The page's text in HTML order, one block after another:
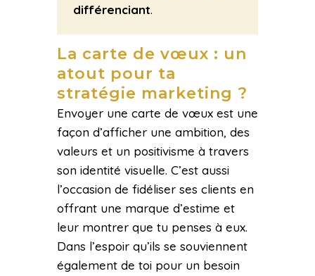
différenciant.
La carte de vœux : un
atout pour ta
stratégie marketing ?
Envoyer une carte de vœux est une
façon d’afficher une ambition, des
valeurs et un positivisme à travers
son identité visuelle. C’est aussi
l’occasion de fidéliser ses clients en
offrant une marque d’estime et
leur montrer que tu penses à eux.
Dans l’espoir qu’ils se souviennent
également de toi pour un besoin